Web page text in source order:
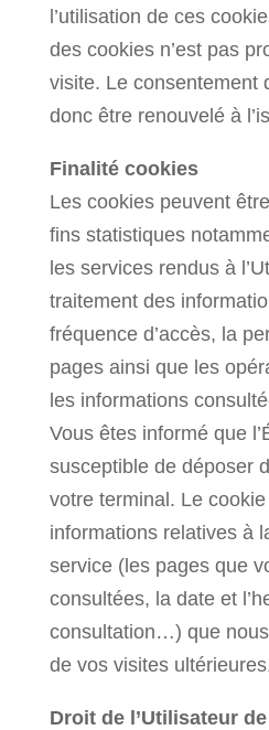
l’utilisation de ces
des cookies n’est pas
visite. Le consentement
donc être renouvelé à
Finalité cookies
Les cookies peuvent
fins statistiques
les services rendus à
traitement des
fréquence d’accès, la
pages ainsi que les
les informations
Vous êtes informé que
susceptible de déposer
votre terminal. Le
informations relatives à
service (les pages que
consultées, la date et
consultation…) que
de vos visites
Droit de l’Utilisateur